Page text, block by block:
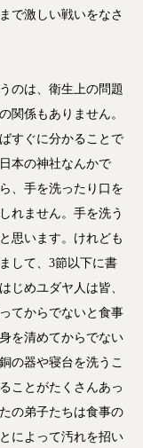
で激しい戦いをなさ
のは、衛生上の問題
関係もありません。
すぐに分かることで
本の神社なんかで
、手を洗ったり口を
れません。手を洗う
思います。けれども
して、3節以下に書
じめユダヤ人は皆、
てからでないと食事
を清めてからでない
の器や寝台を洗うこ
ことがたくさんあっ
の弟子たちは食事の
によって汚れを招い